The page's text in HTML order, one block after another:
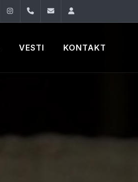
FacebookInstagram060 33 86 930
VESTI KONTAKT